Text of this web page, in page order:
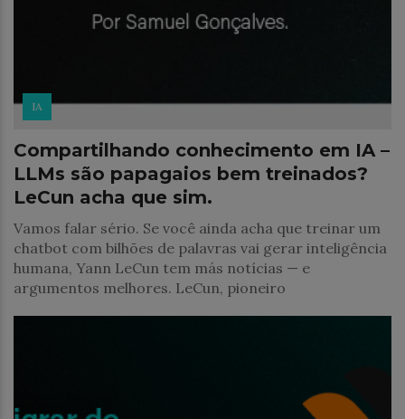
IA
Compartilhando conhecimento em IA –
LLMs são papagaios bem treinados?
LeCun acha que sim.
Vamos falar sério. Se você ainda acha que treinar um
chatbot com bilhões de palavras vai gerar inteligência
humana, Yann LeCun tem más notícias — e
argumentos melhores. LeCun, pioneiro